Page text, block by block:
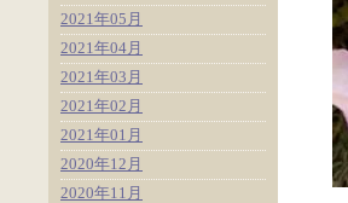
2021年05月
2021年04月
2021年03月
2021年02月
2021年01月
2020年12月
2020年11月